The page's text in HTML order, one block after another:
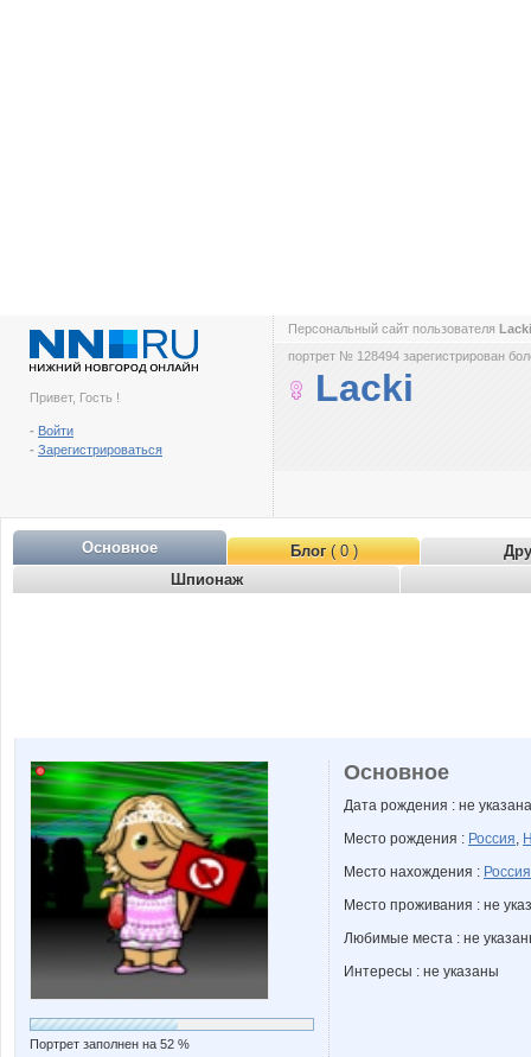
Привет, Гость !
- Войти
- Зарегистрироваться
Персональный сайт пользователя
портрет № 128494 зарегистрирован
Lacki
Основное Блог( 0 )
Шпионаж
Портрет заполнен на 52 %
Основное
Дата рождения : не указана
Место рождения : Россия,
Место нахождения : Россия
Место проживания : не
Любимые места : не
Интересы : не указаны